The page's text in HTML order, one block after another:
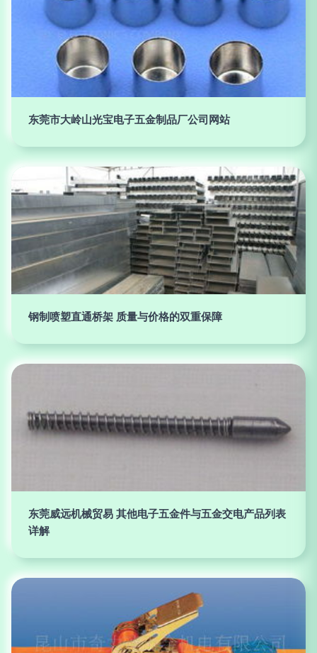
东莞市大岭山光宝电子五金制品厂公司网站
钢制喷塑直通桥架 质量与价格的双重保障
东莞威远机械贸易 其他电子五金件与五金交电产品列表
详解